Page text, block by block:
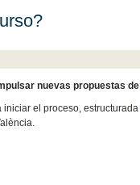
nuevas propuestas
iniciar el proceso,